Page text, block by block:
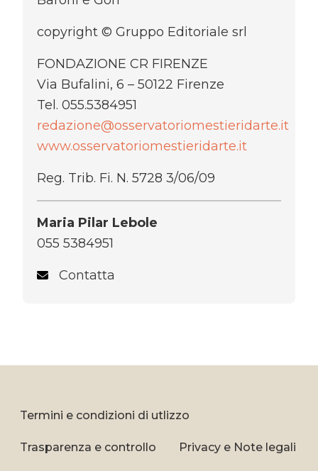
copyright © Gruppo Editoriale srl
FONDAZIONE CR FIRENZE
Via Bufalini, 6 – 50122 Firenze
Tel. 055.5384951
redazione@osservatoriomestieridarte.it
www.osservatoriomestieridarte.it
Reg. Trib. Fi. N. 5728 3/06/09
Maria Pilar Lebole
055 5384951
Contatta
Termini e condizioni di utlizzo
Trasparenza e controllo Privacy e Note legali